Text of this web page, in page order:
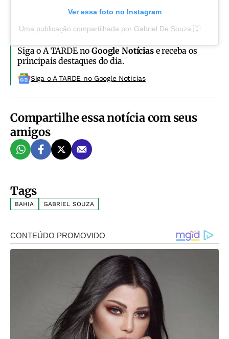
Ver essa foto no Instagram
Uma publicação compartilhada por Gabriel De Souza 🇮🇹🇧🇷 (@goleirogabriel04)
Siga o A TARDE noGoogle Notíciase receba os
principais destaques do dia.
Siga o A TARDE no Google Noticias
Compartilhe essa notícia com seus
amigos
Tags
BAHIA GABRIEL SOUZA